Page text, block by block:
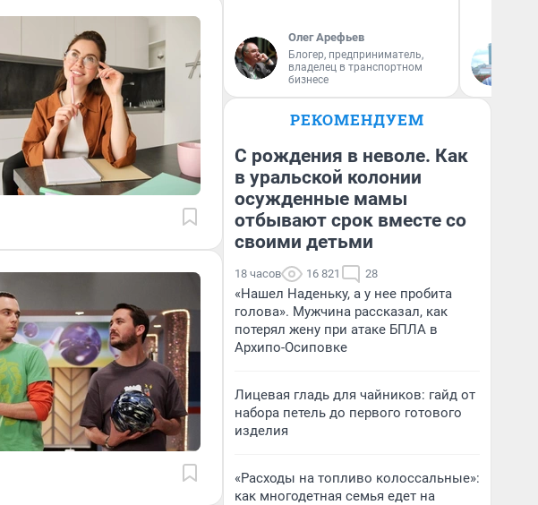
Олег Арефьев
Блогер, предприниматель,
владелец в транспортном
бизнесе
РЕКОМЕНДУЕМ
С рождения в неволе. Как
в уральской колонии
осужденные мамы
отбывают срок вместе со
своими детьми
18 часов 16 821 28
«Нашел Наденьку, а у нее пробита
голова». Мужчина рассказал, как
потерял жену при атаке БПЛА в
Архипо-Осиповке
Лицевая гладь для чайников: гайд от
набора петель до первого готового
изделия
«Расходы на топливо колоссальные»:
как многодетная семья едет на